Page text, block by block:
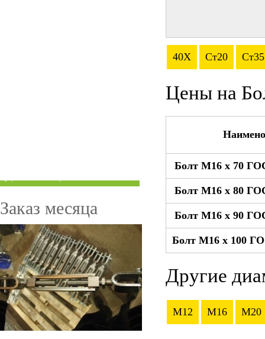
40Х Ст20 Ст35
Цены на
Болт М16 x 70
Болт М16 x 80
Болт М16 x 90
Болт М16 x 100
Другие
M12 M16 M20
Заказ месяца